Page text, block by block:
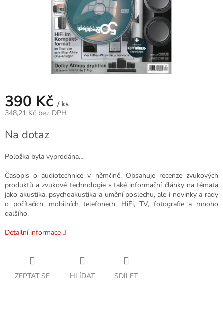
390 Kč / ks
348,21 Kč bez DPH
cena:
Na dotaz
Položka byla vyprodána…
Časopis o audiotechnice v němčině. Obsahuje recenze zvukových
produktů a zvukové technologie a také informační články na témata
jako akustika, psychoakustika a umění poslechu, ale i novinky a rady
o počítačích, mobilních telefonech, HiFi, TV, fotografie a mnoho
dalšího.
Detailní informace
ZEPTAT SE HLÍDAT SDÍLET